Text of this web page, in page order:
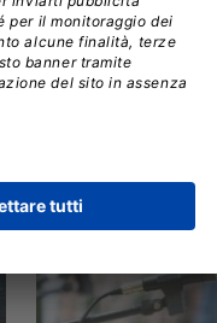
aziende in rapida
Giordano Betti, IT
della migrazione
al cloud di Aruba, e di
migliorato l'efficienza...